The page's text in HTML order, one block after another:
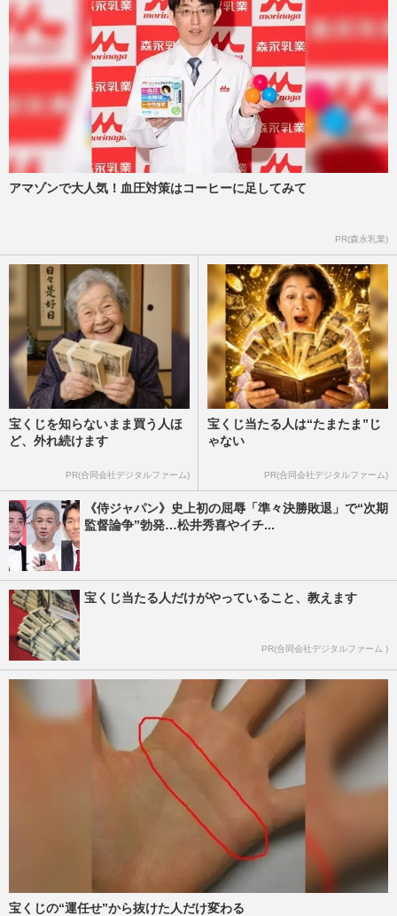
アマゾンで大人気！血圧対策はコーヒーに足してみて
PR(森永乳業)
宝くじを知らないまま買う人ほ
ど、外れ続けます
PR(合同会社デジタルファーム)
宝くじ当たる人は“たまたま”じ
ゃない
PR(合同会社デジタルファーム)
《侍ジャパン》史上初の屈辱「準々決勝敗退」で“次期
監督論争”勃発…松井秀喜やイチ...
宝くじ当たる人だけがやっていること、教えます
PR(合同会社デジタルファーム )
宝くじの“運任せ”から抜けた人だけ変わる